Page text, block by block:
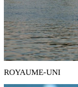
ROYAUME-UNI